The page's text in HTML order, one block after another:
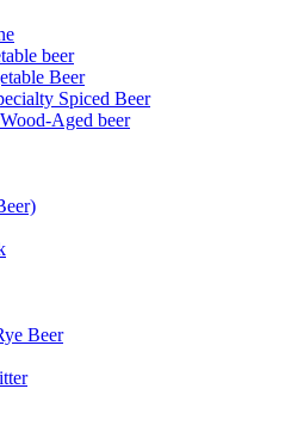
beer
Beer
Spiced Beer
Aged beer
Beer